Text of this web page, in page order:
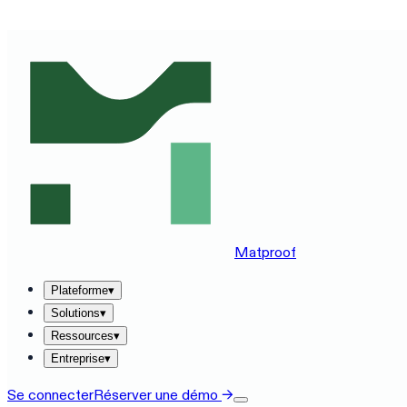
Matproof
Plateforme▾
Solutions▾
Ressources▾
Entreprise▾
Se connecterRéserver une démo →